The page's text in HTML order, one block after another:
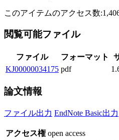
このアイテムのアクセス数:
閲覧可能ファイル
ファイル フォーマット
KJ00000034175 pdf
論文情報
ファイル出力 EndNote Basic出力
アクセス権 open access